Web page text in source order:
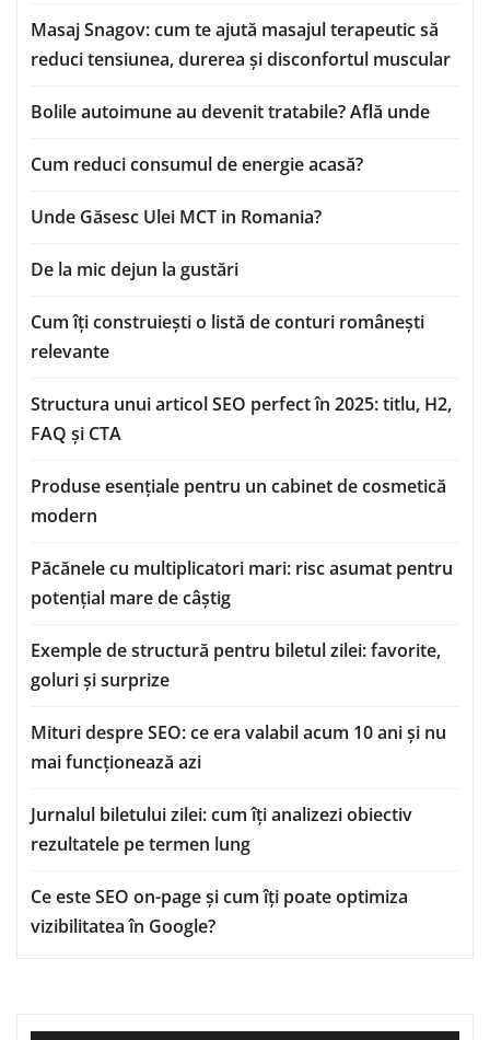
Masaj Snagov: cum te ajută masajul terapeutic să
reduci tensiunea, durerea și disconfortul muscular
Bolile autoimune au devenit tratabile? Află unde
Cum reduci consumul de energie acasă?
Unde Găsesc Ulei MCT in Romania?
De la mic dejun la gustări
Cum îți construiești o listă de conturi românești
relevante
Structura unui articol SEO perfect în 2025: titlu, H2,
FAQ și CTA
Produse esențiale pentru un cabinet de cosmetică
modern
Păcănele cu multiplicatori mari: risc asumat pentru
potențial mare de câștig
Exemple de structură pentru biletul zilei: favorite,
goluri și surprize
Mituri despre SEO: ce era valabil acum 10 ani și nu
mai funcționează azi
Jurnalul biletului zilei: cum îți analizezi obiectiv
rezultatele pe termen lung
Ce este SEO on-page și cum îți poate optimiza
vizibilitatea în Google?